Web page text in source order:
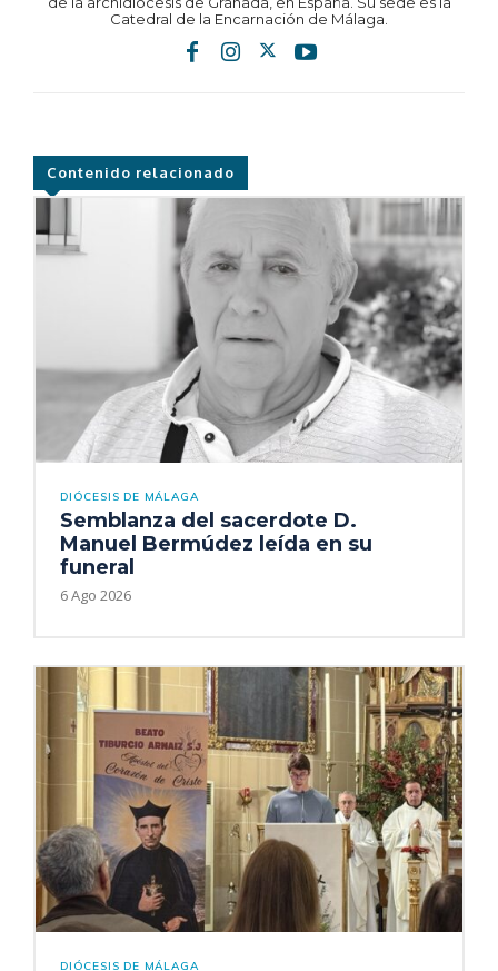
Catedral de la Encarnación de Málaga.
Contenido relacionado
DIÓCESIS DE MÁLAGA
Semblanza del sacerdote D.
Manuel Bermúdez leída en su
funeral
6 Ago 2026
DIÓCESIS DE MÁLAGA